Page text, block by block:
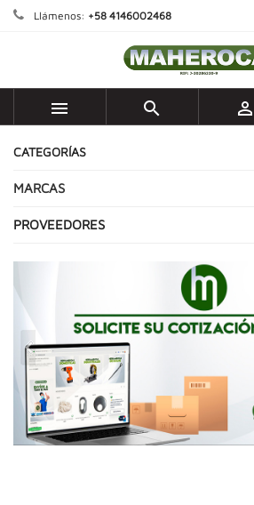
Llámenos: +58 4146002468
  
CATEGORÍAS
MARCAS
PROVEEDORES